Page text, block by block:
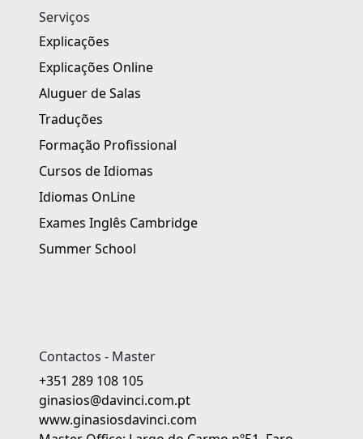
Serviços
Explicações
Explicações Online
Aluguer de Salas
Traduções
Formação Profissional
Cursos de Idiomas
Idiomas OnLine
Exames Inglês Cambridge
Summer School
Contactos - Master
+351 289 108 105
ginasios@davinci.com.pt
www.ginasiosdavinci.com